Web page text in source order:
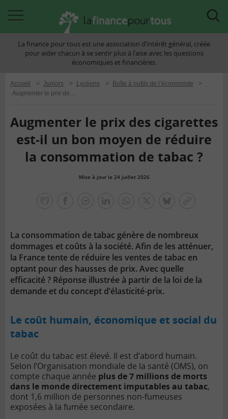
àLa finance pour tous est une association d’intérêt général, créée
pour aider chacun à se sentir plus à l’aise avec les questions
économiques et financières.
Accueil > Juniors > Lycéens > Boîte à outils de l’économiste
>
Augmenter le prix des cigarettes est-il un bon moyen de réduire la consommation de tabac ?
Augmenter le prix des cigarettes
est-il un bon moyen de réduire
la consommation de tabac ?
Mise à jour le 24 juillet 2026
La consommation de tabac génère de nombreux
dommages et coûts à la société. Afin de les atténuer,
la France tente de réduire les ventes de tabac en
optant pour des hausses de prix. Avec quelle
efficacité ? Réponse illustrée à partir de la loi de la
demande et du concept d’élasticité-prix.
Le coût humain, économique et social du
tabac
Le coût du tabac est élevé. Il est d’abord humain.
Selon l’Organisation mondiale de la santé (OMS), on
compte chaque année plus de 7 millions de morts
dans le monde directement imputables au tabac,
dont 1,6 million de personnes non-fumeuses
exposées à la fumée secondaire.